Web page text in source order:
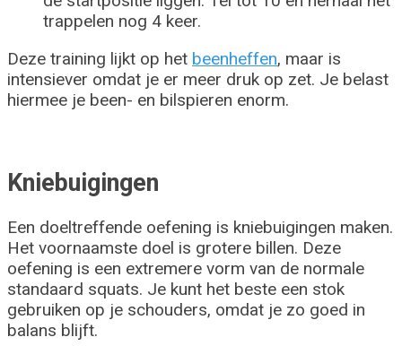
trappelen nog 4 keer.
Deze training lijkt op het beenheffen, maar is
intensiever omdat je er meer druk op zet. Je belast
hiermee je been- en bilspieren enorm.
Kniebuigingen
Een doeltreffende oefening is kniebuigingen maken.
Het voornaamste doel is grotere billen. Deze
oefening is een extremere vorm van de normale
standaard squats. Je kunt het beste een stok
gebruiken op je schouders, omdat je zo goed in
balans blijft.